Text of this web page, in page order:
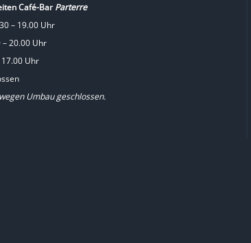
Café-BarParterre
– 19.00 Uhr
– 20.00 Uhr
17.00 Uhr
Umbau geschlossen.